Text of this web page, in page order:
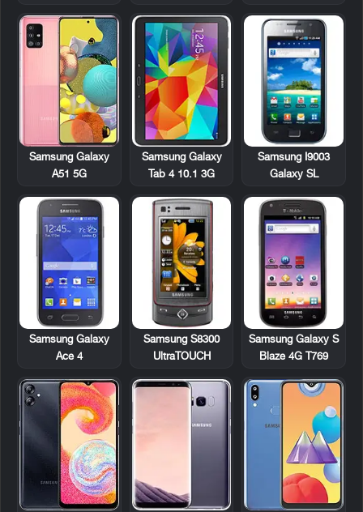
Samsung I9003
Galaxy SL
Samsung Galaxy
Tab 4 10.1 3G
Samsung Galaxy
A51 5G
Samsung Galaxy S
Blaze 4G T769
Samsung S8300
UltraTOUCH
Samsung Galaxy
Ace 4